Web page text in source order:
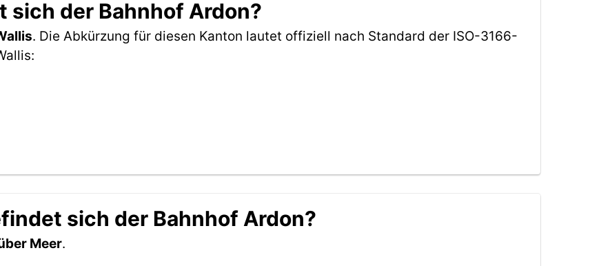
sich der Bahnhof Ardon?
. Die Abkürzung für diesen Kanton lautet offiziell nach Standard der ISO-3166-
sich der Bahnhof Ardon?
Meer.